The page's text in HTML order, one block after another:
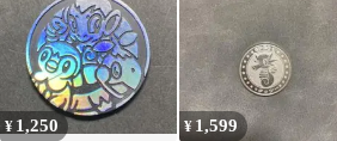
¥ 1,250 ¥ 1,599